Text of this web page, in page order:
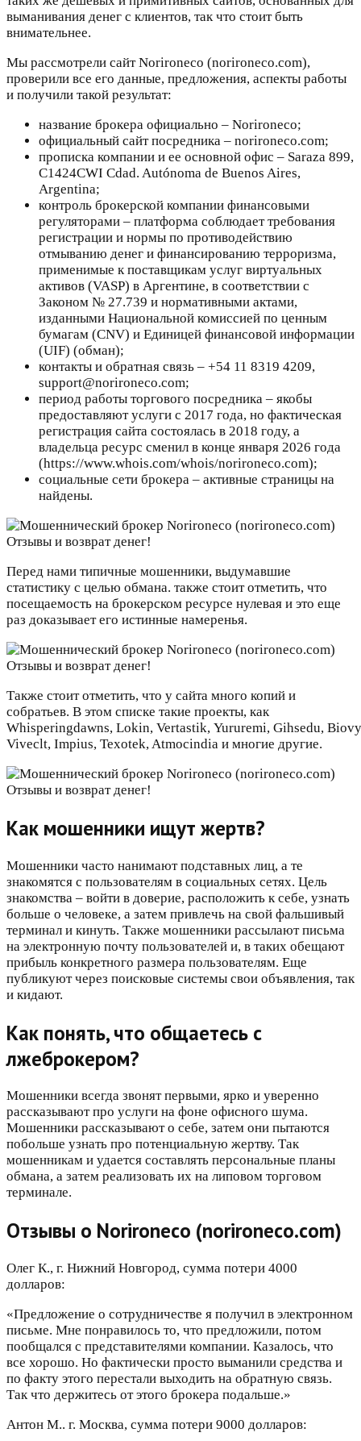
выманивания денег с клиентов, так что стоит быть
внимательнее.
Мы рассмотрели сайт Norironeco (norironeco.com),
проверили все его данные, предложения, аспекты работы
и получили такой результат:
название брокера официально – Norironeco;
официальный сайт посредника – norironeco.com;
прописка компании и ее основной офис – Saraza 899,
C1424CWI Cdad. Autónoma de Buenos Aires,
Argentina;
контроль брокерской компании финансовыми
регуляторами – платформа соблюдает требования
регистрации и нормы по противодействию
отмыванию денег и финансированию терроризма,
применимые к поставщикам услуг виртуальных
активов (VASP) в Аргентине, в соответствии с
Законом № 27.739 и нормативными актами,
изданными Национальной комиссией по ценным
бумагам (CNV) и Единицей финансовой информации
(UIF) (обман);
контакты и обратная связь – +54 11 8319 4209,
support@norironeco.com;
период работы торгового посредника – якобы
предоставляют услуги с 2017 года, но фактическая
регистрация сайта состоялась в 2018 году, а
владельца ресурс сменил в конце января 2026 года
(https://www.whois.com/whois/norironeco.com);
социальные сети брокера – активные страницы на
найдены.
Перед нами типичные мошенники, выдумавшие
статистику с целью обмана. также стоит отметить, что
посещаемость на брокерском ресурсе нулевая и это еще
раз доказывает его истинные намеренья.
Также стоит отметить, что у сайта много копий и
собратьев. В этом списке такие проекты, как
Whisperingdawns, Lokin, Vertastik, Yururemi, Gihsedu,
Viveclt, Impius, Texotek, Atmocindia и многие другие.
Как мошенники ищут жертв?
Мошенники часто нанимают подставных лиц, а те
знакомятся с пользователям в социальных сетях. Цель
знакомства – войти в доверие, расположить к себе, узнать
больше о человеке, а затем привлечь на свой фальшивый
терминал и кинуть. Также мошенники рассылают письма
на электронную почту пользователей и, в таких обещают
прибыль конкретного размера пользователям. Еще
публикуют через поисковые системы свои объявления, так
и кидают.
Как понять, что общаетесь с
лжеброкером?
Мошенники всегда звонят первыми, ярко и уверенно
рассказывают про услуги на фоне офисного шума.
Мошенники рассказывают о себе, затем они пытаются
побольше узнать про потенциальную жертву. Так
мошенникам и удается составлять персональные планы
обмана, а затем реализовать их на липовом торговом
терминале.
Отзывы о Norironeco (norironeco.com)
Олег К., г. Нижний Новгород, сумма потери 4000
долларов:
«Предложение о сотрудничестве я получил в электронном
письме. Мне понравилось то, что предложили, потом
пообщался с представителями компании. Казалось, что
все хорошо. Но фактически просто выманили средства и
по факту этого перестали выходить на обратную связь.
Так что держитесь от этого брокера подальше.»
Антон М.. г. Москва, сумма потери 9000 долларов: